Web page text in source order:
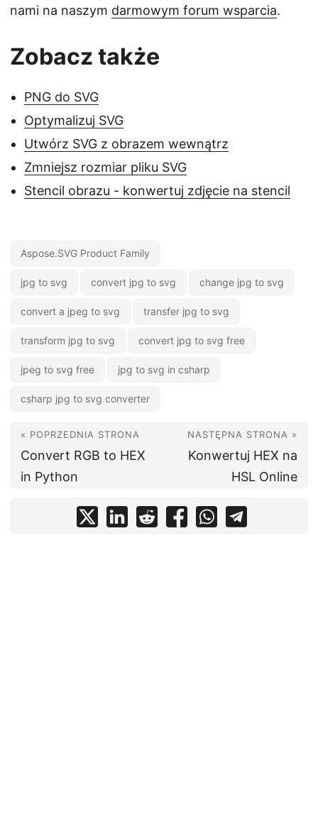
nami na naszym darmowym forum wsparcia.
Zobacz także
PNG do SVG
Optymalizuj SVG
Utwórz SVG z obrazem wewnątrz
Zmniejsz rozmiar pliku SVG
Stencil obrazu - konwertuj zdjęcie na stencil
Aspose.SVG Product Family
jpg to svg convert jpg to svg change jpg to svg
convert a jpeg to svg transfer jpg to svg
transform jpg to svg convert jpg to svg free
jpeg to svg free jpg to svg in csharp
csharp jpg to svg converter
« POPRZEDNIA STRONA
Convert RGB to HEX
in Python
NASTĘPNA STRONA »
Konwertuj HEX na
HSL Online